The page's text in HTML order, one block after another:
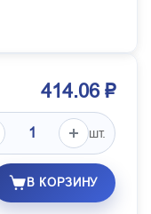
414.06 ₽
шт.
В КОРЗИНУ